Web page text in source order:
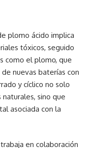
plomo ácido implica
tóxicos, seguido
como el plomo, que
nuevas baterías con
y cíclico no solo
sino que
asociada con la
en colaboración